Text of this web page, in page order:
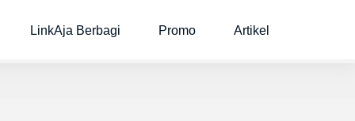
LinkAja Berbagi Promo Artikel